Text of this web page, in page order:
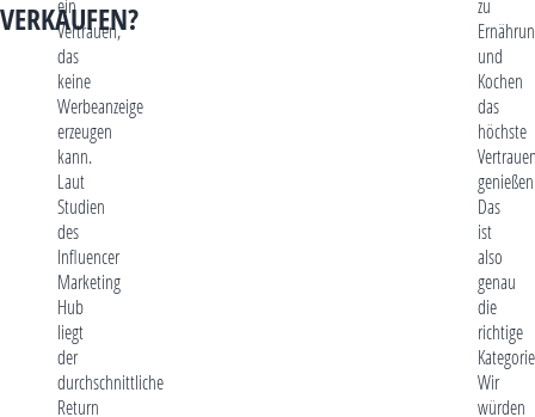
VERKAUFEN?
ein
Vertrauen,
das
keine
Werbeanzeige
erzeugen
kann.
Laut
Studien
des
Influencer
Marketing
Hub
liegt
der
durchschnittliche
Return
zu
und
Kochen
das
höchste
Das
ist
also
genau
die
richtige
Wir
würden